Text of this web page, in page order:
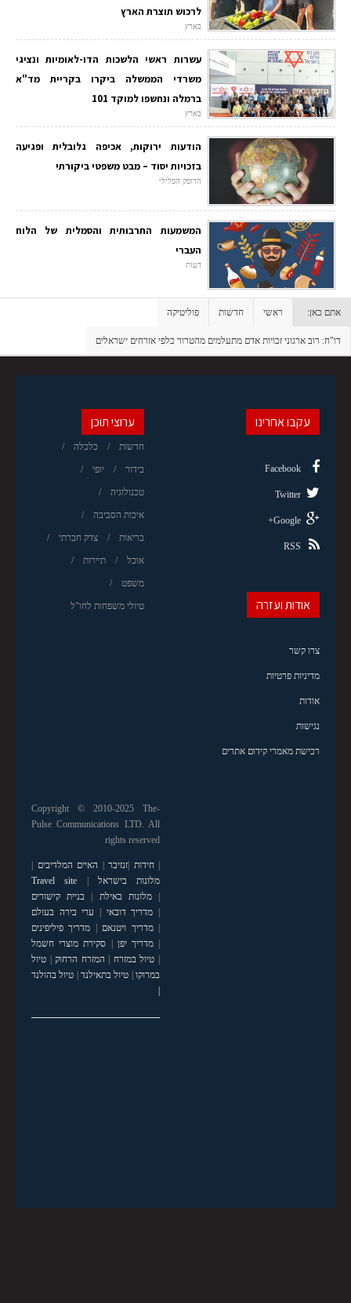
לרכוש תוצרת הארץ
בארץ
עשרות ראשי הלשכות הדו-לאומיות ונציגי
משרדי הממשלה ביקרו בקריית מד"א
ברמלה ונחשפו למוקד 101
בארץ
הודעות ירוקות, אכיפה גלובלית ופגיעה
בזכויות יסוד – מבט משפטי ביקורתי
הדופק הפלילי
המשמעות התרבותית והסמלית של הלוח
העברי
דעות
אתם כאן: ראשי חדשות פוליטיקה
דו"ח: רוב ארגוני זכויות אדם מתעלמים מהטרור כלפי אזרחים ישראלים
ערוצי תוכן
חדשות כלכלה
בידור יופי
טכנולוגיה
איכות הסביבה
בריאות צדק חברתי
אוכל תיירות
משפט
טיולי משפחות לחו"ל
עקבו אחרינו
Facebook
Twitter
Google+
RSS
אודות ועזרה
צרו קשר
מדיניות פרטיות
אודות
נגישות
רכישת מאמרי קידום אתרים
Copyright © 2010-2025 The-
Pulse Communications LTD. All
rights reserved
|חידות |זנזיבר | האיים המלדיבים |
מלונות בישראל |
Travel site
|מלונות באילת | בניית קישורים
| מדריך דובאי | ערי בירה בעולם
|מדריך ויטנאם | מדריך פיליפינים
|מדריך יפן | סקירת מוצרי חשמל
| טיול במזרח | המזרח הרחוק| טיול
במרוקו| טיול בתאילנד| טיול בהולנד
|